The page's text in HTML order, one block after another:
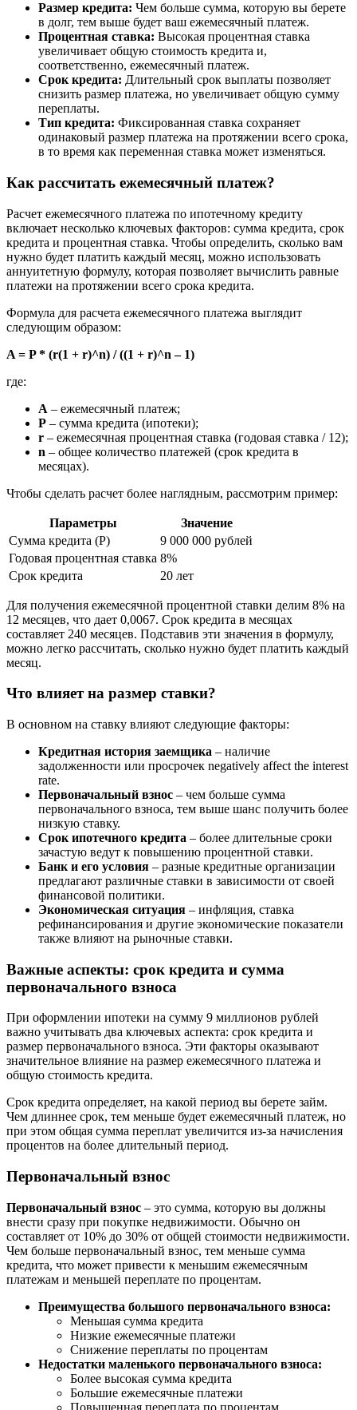
Размер кредита: Чем больше сумма, которую вы берете
в долг, тем выше будет ваш ежемесячный платеж.
Процентная ставка: Высокая процентная ставка
увеличивает общую стоимость кредита и,
соответственно, ежемесячный платеж.
Срок кредита: Длительный срок выплаты позволяет
снизить размер платежа, но увеличивает общую сумму
переплаты.
Тип кредита: Фиксированная ставка сохраняет
одинаковый размер платежа на протяжении всего срока,
в то время как переменная ставка может изменяться.
Как рассчитать ежемесячный платеж?
Расчет ежемесячного платежа по ипотечному кредиту
включает несколько ключевых факторов: сумма кредита, срок
кредита и процентная ставка. Чтобы определить, сколько вам
нужно будет платить каждый месяц, можно использовать
аннуитетную формулу, которая позволяет вычислить равные
платежи на протяжении всего срока кредита.
Формула для расчета ежемесячного платежа выглядит
следующим образом:
A = P * (r(1 + r)^n) / ((1 + r)^n – 1)
где:
A – ежемесячный платеж;
P – сумма кредита (ипотеки);
r – ежемесячная процентная ставка (годовая ставка / 12);
n – общее количество платежей (срок кредита в
месяцах).
Чтобы сделать расчет более наглядным, рассмотрим пример:
Параметры
Значение
Сумма кредита (P)
9 000 000 рублей
Годовая процентная ставка 8%
Срок кредита
20 лет
Для получения ежемесячной процентной ставки делим 8% на
12 месяцев, что дает 0,0067. Срок кредита в месяцах
составляет 240 месяцев. Подставив эти значения в формулу,
можно легко рассчитать, сколько нужно будет платить каждый
месяц.
Что влияет на размер ставки?
В основном на ставку влияют следующие факторы:
Кредитная история заемщика – наличие
задолженности или просрочек negatively affect the interest
rate.
Первоначальный взнос – чем больше сумма
первоначального взноса, тем выше шанс получить более
низкую ставку.
Срок ипотечного кредита – более длительные сроки
зачастую ведут к повышению процентной ставки.
Банк и его условия – разные кредитные организации
предлагают различные ставки в зависимости от своей
финансовой политики.
Экономическая ситуация – инфляция, ставка
рефинансирования и другие экономические показатели
также влияют на рыночные ставки.
Важные аспекты: срок кредита и сумма
первоначального взноса
При оформлении ипотеки на сумму 9 миллионов рублей
важно учитывать два ключевых аспекта: срок кредита и
размер первоначального взноса. Эти факторы оказывают
значительное влияние на размер ежемесячного платежа и
общую стоимость кредита.
Срок кредита определяет, на какой период вы берете займ.
Чем длиннее срок, тем меньше будет ежемесячный платеж, но
при этом общая сумма переплат увеличится из-за начисления
процентов на более длительный период.
Первоначальный взнос
Первоначальный взнос – это сумма, которую вы должны
внести сразу при покупке недвижимости. Обычно он
составляет от 10% до 30% от общей стоимости недвижимости.
Чем больше первоначальный взнос, тем меньше сумма
кредита, что может привести к меньшим ежемесячным
платежам и меньшей переплате по процентам.
Преимущества большого первоначального взноса:
Меньшая сумма кредита
Низкие ежемесячные платежи
Снижение переплаты по процентам
Недостатки маленького первоначального взноса:
Более высокая сумма кредита
Большие ежемесячные платежи
Повышенная переплата по процентам